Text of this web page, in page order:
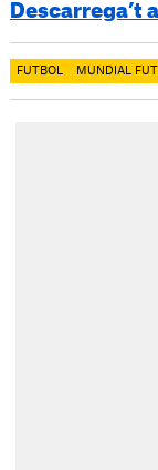
Descarrega’t
FUTBOL MUNDIAL